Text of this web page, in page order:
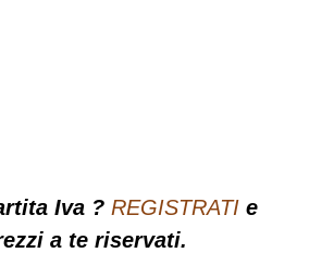
Iva ? REGISTRATI e
a te riservati.